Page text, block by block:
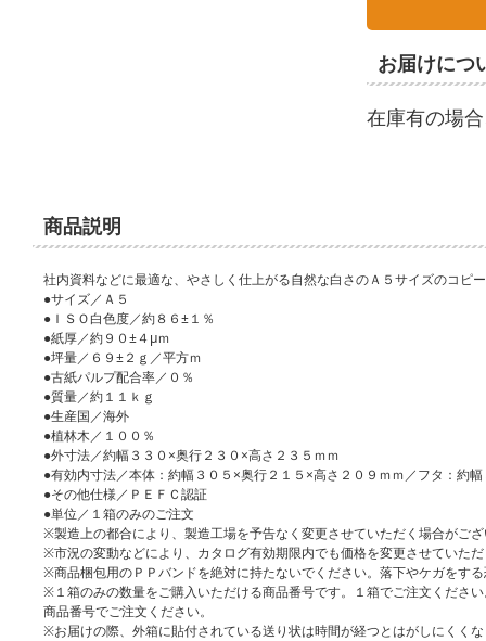
お届けにつ
在庫有の場
商品説明
社内資料などに最適な、やさしく仕上がる自然な白さのＡ５サイズのコ
●サイズ／Ａ５
●ＩＳＯ白色度／約８６±１％
●紙厚／約９０±４μｍ
●坪量／６９±２ｇ／平方ｍ
●古紙パルプ配合率／０％
●質量／約１１ｋｇ
●生産国／海外
●植林木／１００％
●外寸法／約幅３３０×奥行２３０×高さ２３５ｍｍ
●有効内寸法／本体：約幅３０５×奥行２１５×高さ２０９ｍｍ／フタ：約
●その他仕様／ＰＥＦＣ認証
●単位／１箱のみのご注文
※製造上の都合により、製造工場を予告なく変更させていただく場合がご
※市況の変動などにより、カタログ有効期限内でも価格を変更させていた
※商品梱包用のＰＰバンドを絶対に持たないでください。落下やケガをす
※１箱のみの数量をご購入いただける商品番号です。１箱でご注文くださ
商品番号でご注文ください。
※お届けの際、外箱に貼付されている送り状は時間が経つとはがしにくく